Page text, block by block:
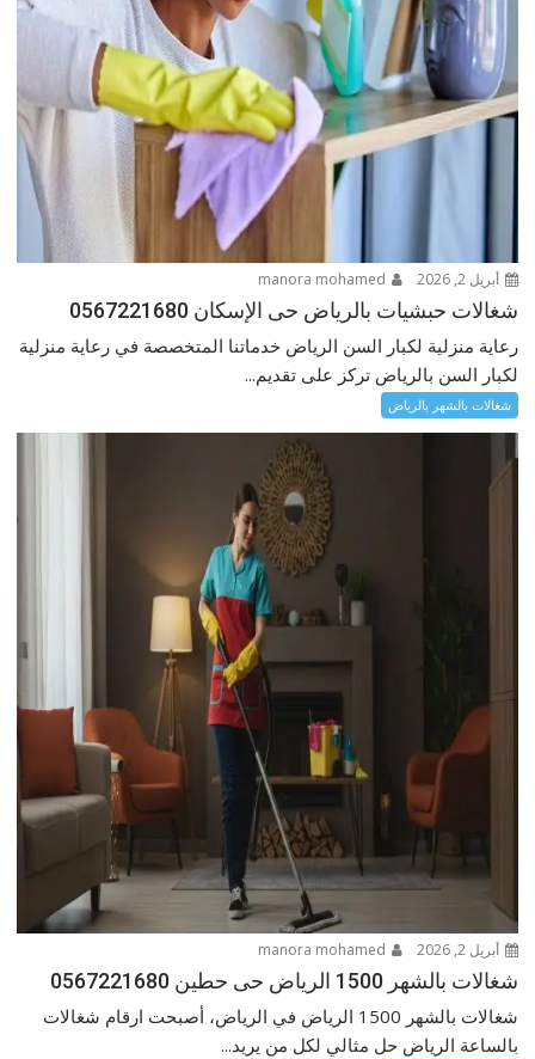
أبريل 2, 2026
شغالات حبشيات بالرياض حى الإسكان 0567221680
رعاية منزلية لكبار السن الرياض خدماتنا المتخصصة في رعاية منزلية
لكبار السن بالرياض تركز على تقديم...
شغالات بالشهر بالرياض
أبريل 2, 2026
شغالات بالشهر 1500 الرياض حى حطين 0567221680
شغالات بالشهر 1500 الرياض في الرياض، أصبحت ارقام شغالات
بالساعة الرياض حل مثالي لكل من يريد...